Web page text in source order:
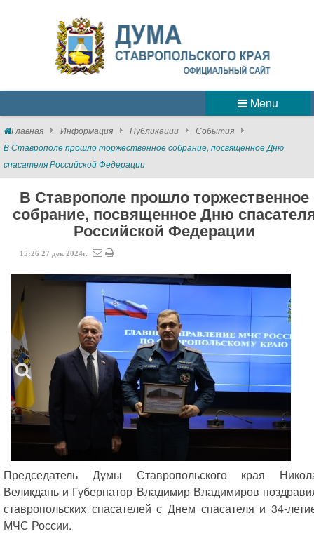
Menu
Главная Информация Публикации
События
В Ставрополе прошло торжественное собрание, посвященное Дню
спасателя Российской Федерации
В Ставрополе прошло торжественное
собрание, посвященное Дню
Российской Федерации
15:26 27 дек 2024г.
Председатель Думы Ставропольского края
Великдань и Губернатор Владимир Владимиров
ставропольских спасателей с Днем спасателя и 34-
МЧС России.